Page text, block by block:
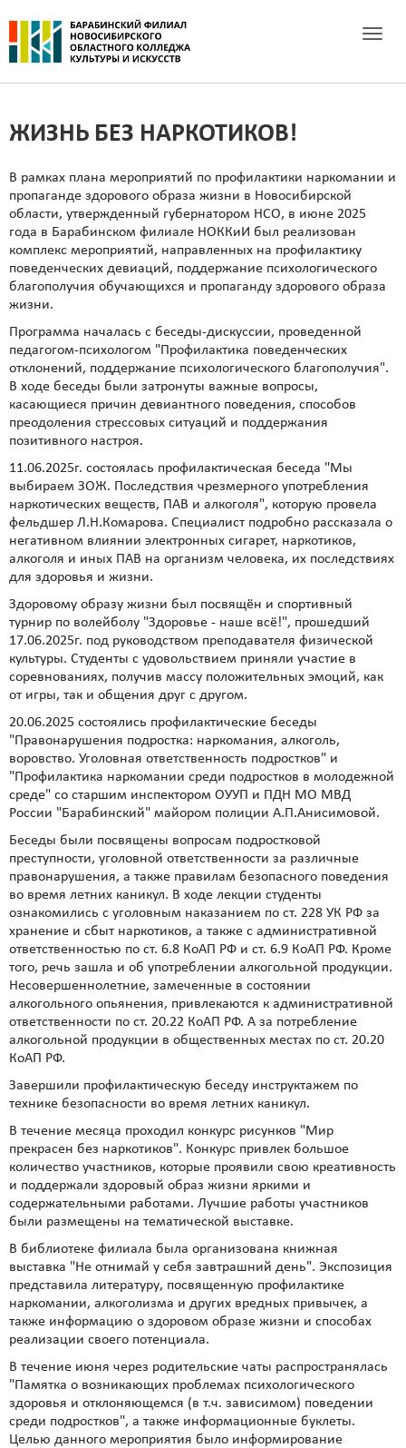
Toggle
ЖИЗНЬ БЕЗ НАРКОТИКОВ!
В рамках плана мероприятий по профилактики наркомании и
пропаганде здорового образа жизни в Новосибирской
области, утвержденный губернатором НСО, в июне 2025
года в Барабинском филиале НОККиИ был реализован
комплекс мероприятий, направленных на профилактику
поведенческих девиаций, поддержание психологического
благополучия обучающихся и пропаганду здорового образа
жизни.
Программа началась с беседы-дискуссии, проведенной
педагогом-психологом "Профилактика поведенческих
отклонений, поддержание психологического благополучия".
В ходе беседы были затронуты важные вопросы,
касающиеся причин девиантного поведения, способов
преодоления стрессовых ситуаций и поддержания
позитивного настроя.
11.06.2025г. состоялась профилактическая беседа "Мы
выбираем ЗОЖ. Последствия чрезмерного употребления
наркотических веществ, ПАВ и алкоголя", которую провела
фельдшер Л.Н.Комарова. Специалист подробно рассказала о
негативном влиянии электронных сигарет, наркотиков,
алкоголя и иных ПАВ на организм человека, их последствиях
для здоровья и жизни.
Здоровому образу жизни был посвящён и спортивный
турнир по волейболу "Здоровье - наше всё!", прошедший
17.06.2025г. под руководством преподавателя физической
культуры. Студенты с удовольствием приняли участие в
соревнованиях, получив массу положительных эмоций, как
от игры, так и общения друг с другом.
20.06.2025 состоялись профилактические беседы
"Правонарушения подростка: наркомания, алкоголь,
воровство. Уголовная ответственность подростков" и
"Профилактика наркомании среди подростков в молодежной
среде" со старшим инспектором ОУУП и ПДН МО МВД
России "Барабинский" майором полиции А.П.Анисимовой.
Беседы были посвящены вопросам подростковой
преступности, уголовной ответственности за различные
правонарушения, а также правилам безопасного поведения
во время летних каникул. В ходе лекции студенты
ознакомились с уголовным наказанием по ст. 228 УК РФ за
хранение и сбыт наркотиков, а также с административной
ответственностью по ст. 6.8 КоАП РФ и ст. 6.9 КоАП РФ. Кроме
того, речь зашла и об употреблении алкогольной продукции.
Несовершеннолетние, замеченные в состоянии
алкогольного опьянения, привлекаются к административной
ответственности по ст. 20.22 КоАП РФ. А за потребление
алкогольной продукции в общественных местах по ст. 20.20
КоАП РФ.
Завершили профилактическую беседу инструктажем по
технике безопасности во время летних каникул.
В течение месяца проходил конкурс рисунков "Мир
прекрасен без наркотиков". Конкурс привлек большое
количество участников, которые проявили свою креативность
и поддержали здоровый образ жизни яркими и
содержательными работами. Лучшие работы участников
были размещены на тематической выставке.
В библиотеке филиала была организована книжная
выставка "Не отнимай у себя завтрашний день". Экспозиция
представила литературу, посвященную профилактике
наркомании, алкоголизма и других вредных привычек, а
также информацию о здоровом образе жизни и способах
реализации своего потенциала.
В течение июня через родительские чаты распространялась
"Памятка о возникающих проблемах психологического
здоровья и отклоняющемся (в т.ч. зависимом) поведении
среди подростков", а также информационные буклеты.
Целью данного мероприятия было информирование